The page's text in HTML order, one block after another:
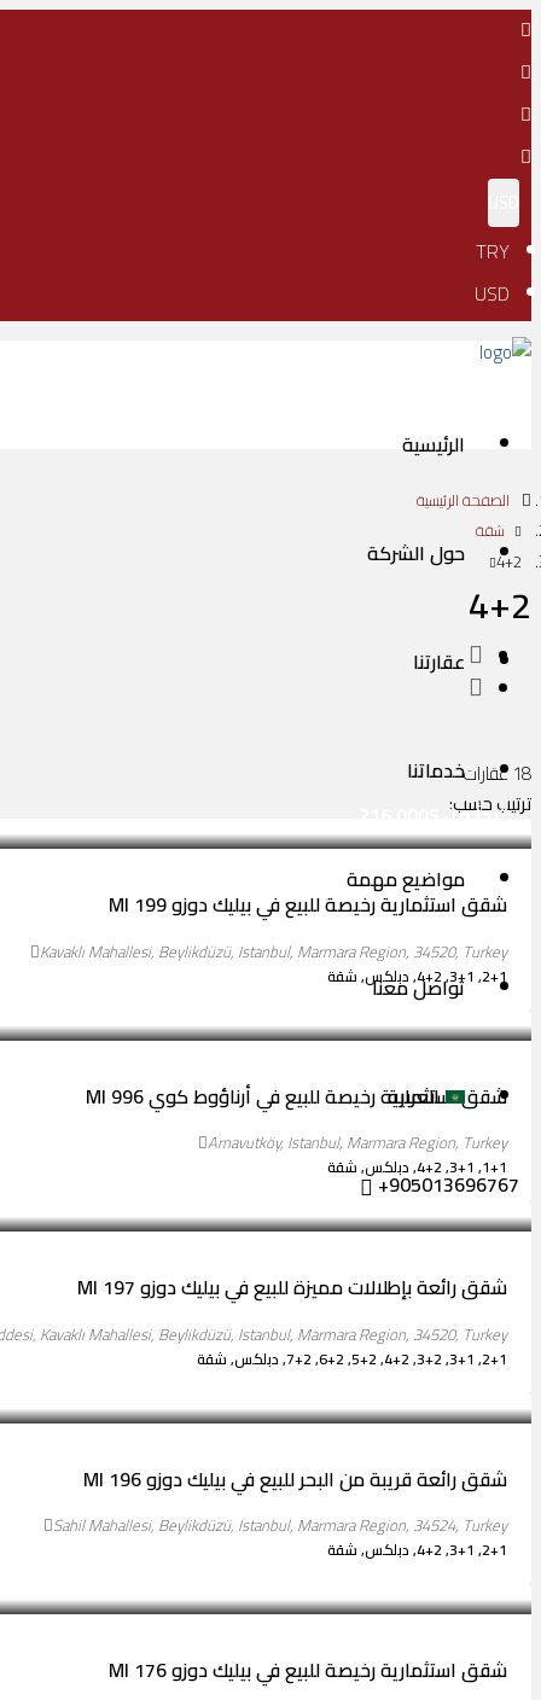
TRY
USD
الرئيسية
حول الشركة
عقارتنا
خدماتنا
مواضيع مهمة
تواصل معنا
العربية
+905013696767
الصفحة الرئيسية
شقة
4+2
4+2
18 عقارات
ترتيب حسب:
تبدأ من
شقق استثمارية رخيصة للبيع في بيليك دوزو MI 199
Kavaklı Mahallesi, Beylikdüzü, Istanbul, Marmara Region, 34520, Turkey
2+1, 3+1, 4+2, دبلكس, شقة
تبدأ من$93,000
شقق استثمارية رخيصة للبيع في أرناؤوط كوي MI 996
Arnavutköy, Istanbul, Marmara Region, Turkey
1+1, 3+1, 4+2, دبلكس, شقة
تبدأ من$145,000
شقق رائعة بإطلالات مميزة للبيع في بيليك دوزو MI 197
Kavaklı Mahallesi, Beylikdüzü, Istanbul, Marmara Region, 34520, Turkey
2+1, 3+1, 3+2, 4+2, 5+2, 6+2, 7+2, دبلكس, شقة
شقق رائعة قريبة من البحر للبيع في بيليك دوزو MI 196
Sahil Mahallesi, Beylikdüzü, Istanbul, Marmara Region, 34524, Turkey
2+1, 3+1, 4+2, دبلكس, شقة
شقق استثمارية رخيصة للبيع في بيليك دوزو MI 176